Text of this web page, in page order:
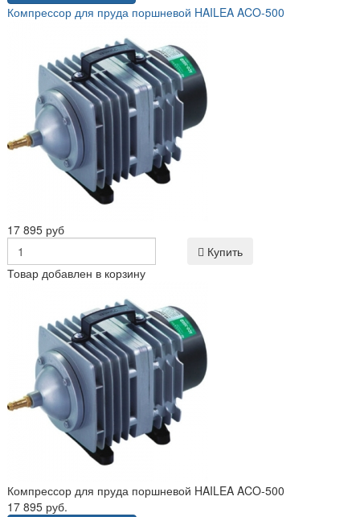
Компрессор для пруда поршневой HAILEA ACO-500
17 895 руб
Купить
Товар добавлен в корзину
Компрессор для пруда поршневой HAILEA ACO-500
17 895 руб.